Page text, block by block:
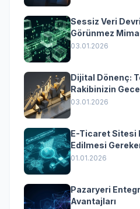
Sessiz Veri
Görünmez
Dönüşümün
03.01.2026
Dijital Dönenç:
Rakibinizin
(Kurumsal
03.01.2026
E-Ticaret Sitesi
Edilmesi
01.01.2026
Pazaryeri
Avantajları